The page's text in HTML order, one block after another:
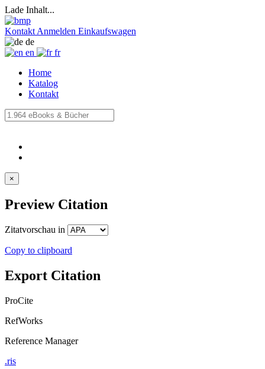
Lade Inhalt...
Kontakt Anmelden Einkaufswagen
de
en
fr
Home
Katalog
Kontakt
Export Citation